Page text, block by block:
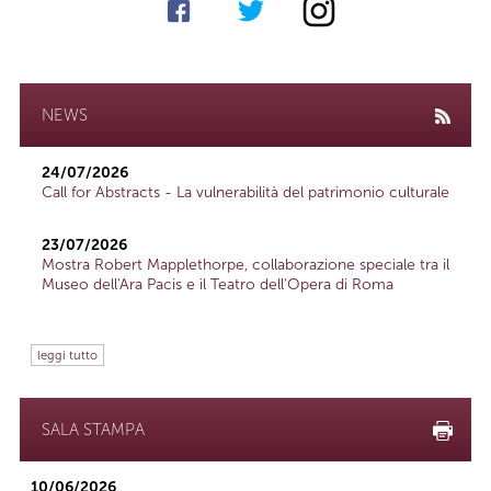
NEWS
24/07/2026
Call for Abstracts - La vulnerabilità del patrimonio culturale
23/07/2026
Mostra Robert Mapplethorpe, collaborazione speciale tra il
Museo dell'Ara Pacis e il Teatro dell'Opera di Roma
leggi tutto
SALA STAMPA
10/06/2026